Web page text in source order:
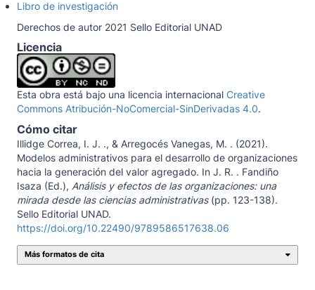
Libro de investigación
Derechos de autor 2021 Sello Editorial UNAD
Licencia
Esta obra está bajo una licencia internacional Creative
Commons Atribución-NoComercial-SinDerivadas 4.0.
Cómo citar
Illidge Correa, I. J. ., & Arregocés Vanegas, M. . (2021).
Modelos administrativos para el desarrollo de organizaciones
hacia la generación del valor agregado. In J. R. . Fandiño
Isaza (Ed.), Análisis y efectos de las organizaciones: una
mirada desde las ciencias administrativas(pp. 123-138).
Sello Editorial UNAD.
https://doi.org/10.22490/9789586517638.06
Más formatos de cita